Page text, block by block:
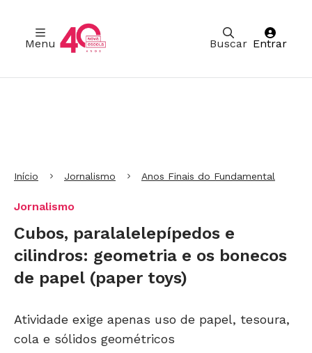
Buscar
Menu Entrar
Início Jornalismo Anos Finais do Fundamental
Jornalismo
Cubos, paralalelepípedos e
cilindros: geometria e os bonecos
de papel (paper toys)
Atividade exige apenas uso de papel, tesoura,
cola e sólidos geométricos